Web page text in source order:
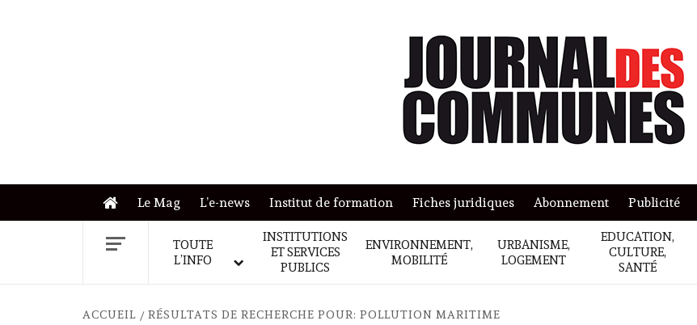
Le Mag L’e-news Institut de formation Fiches juridiques Abonnement Publicité
TOUTE
L’INFO
INSTITUTIONS
ET SERVICES
PUBLICS
ENVIRONNEMENT,
MOBILITÉ
URBANISME,
LOGEMENT
EDUCATION,
CULTURE,
SANTÉ
ACCUEIL RÉSULTATS DE RECHERCHE POUR: POLLUTION MARITIME